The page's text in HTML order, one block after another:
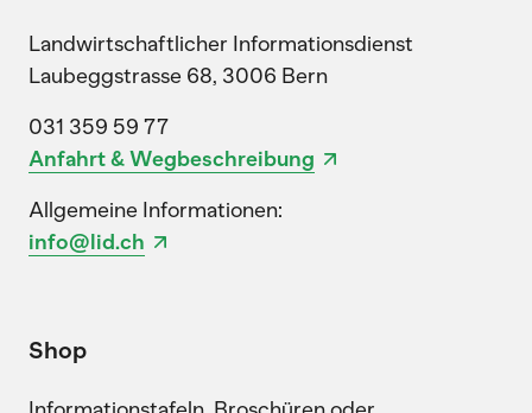
Landwirtschaftlicher Informationsdienst
Laubeggstrasse 68, 3006 Bern
031 359 59 77
Anfahrt & Wegbeschreibung
Allgemeine Informationen:
info@lid.ch
Shop